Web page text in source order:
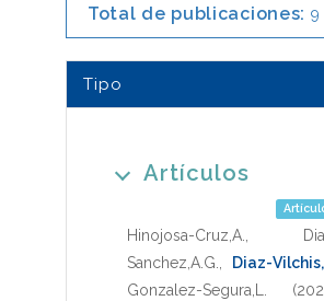
Total de publicaciones: 9
Tipo
Artículos
Hinojosa-Cruz,A.
Sanchez,A.G.
Diaz-
Gonzalez-Segura,L.